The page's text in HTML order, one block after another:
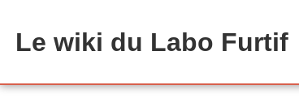
Le wiki du Labo Furtif